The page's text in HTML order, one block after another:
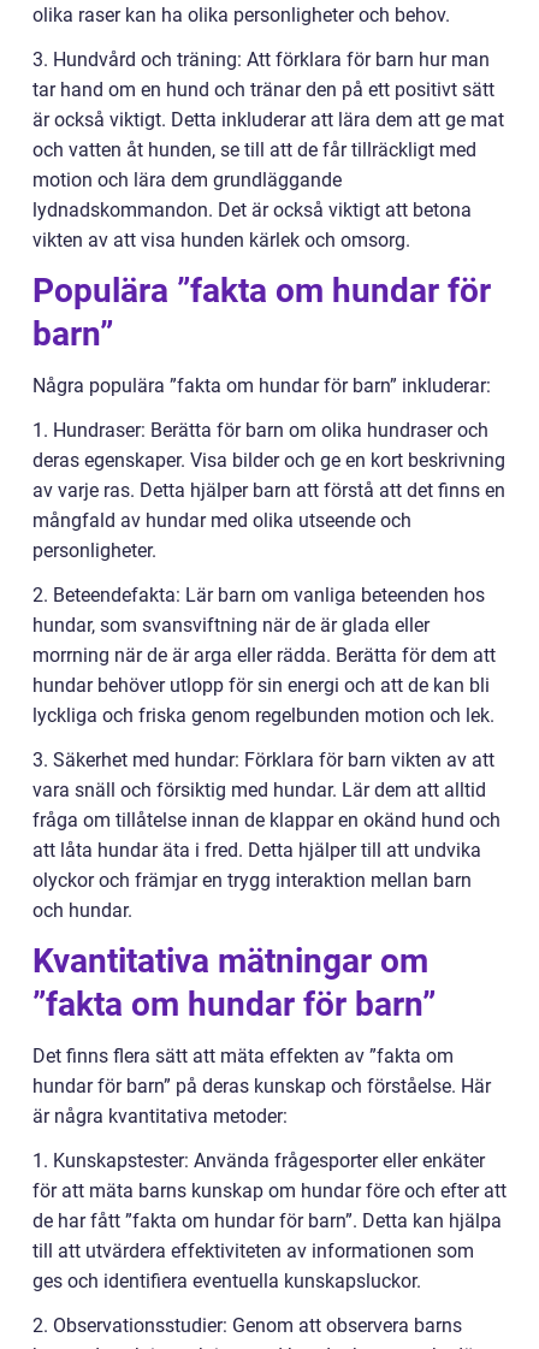
olika raser kan ha olika personligheter och behov.
3. Hundvård och träning: Att förklara för barn hur man
tar hand om en hund och tränar den på ett positivt sätt
är också viktigt. Detta inkluderar att lära dem att ge mat
och vatten åt hunden, se till att de får tillräckligt med
motion och lära dem grundläggande
lydnadskommandon. Det är också viktigt att betona
vikten av att visa hunden kärlek och omsorg.
Populära ”fakta om hundar för
barn”
Några populära ”fakta om hundar för barn” inkluderar:
1. Hundraser: Berätta för barn om olika hundraser och
deras egenskaper. Visa bilder och ge en kort beskrivning
av varje ras. Detta hjälper barn att förstå att det finns en
mångfald av hundar med olika utseende och
personligheter.
2. Beteendefakta: Lär barn om vanliga beteenden hos
hundar, som svansviftning när de är glada eller
morrning när de är arga eller rädda. Berätta för dem att
hundar behöver utlopp för sin energi och att de kan bli
lyckliga och friska genom regelbunden motion och lek.
3. Säkerhet med hundar: Förklara för barn vikten av att
vara snäll och försiktig med hundar. Lär dem att alltid
fråga om tillåtelse innan de klappar en okänd hund och
att låta hundar äta i fred. Detta hjälper till att undvika
olyckor och främjar en trygg interaktion mellan barn
och hundar.
Kvantitativa mätningar om
”fakta om hundar för barn”
Det finns flera sätt att mäta effekten av ”fakta om
hundar för barn” på deras kunskap och förståelse. Här
är några kvantitativa metoder:
1. Kunskapstester: Använda frågesporter eller enkäter
för att mäta barns kunskap om hundar före och efter att
de har fått ”fakta om hundar för barn”. Detta kan hjälpa
till att utvärdera effektiviteten av informationen som
ges och identifiera eventuella kunskapsluckor.
2. Observationsstudier: Genom att observera barns